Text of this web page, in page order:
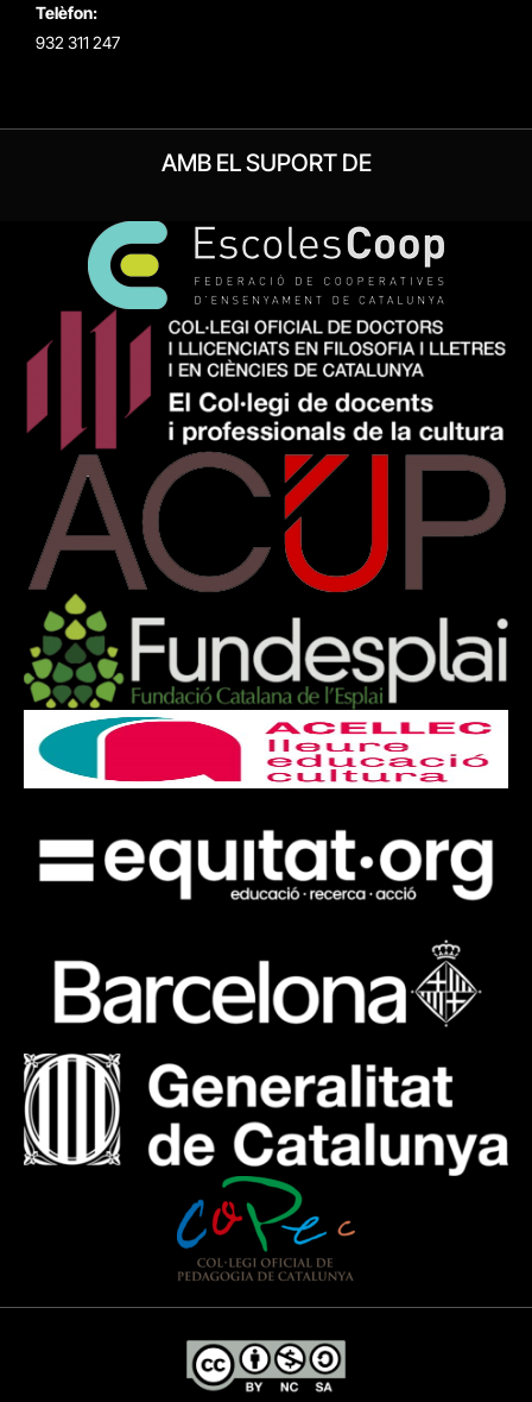
Telèfon:
932 311 247
AMB EL SUPORT DE